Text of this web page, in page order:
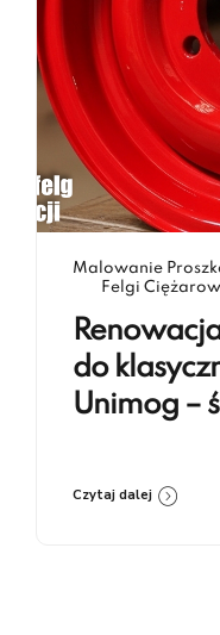
Malowanie
Felgi
do
Unimog –
Czytaj dalej